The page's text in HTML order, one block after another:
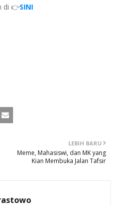
di 👉SINI
LEBIH BARU
Meme, Mahasiswi, dan MK yang
Kian Membuka Jalan Tafsir